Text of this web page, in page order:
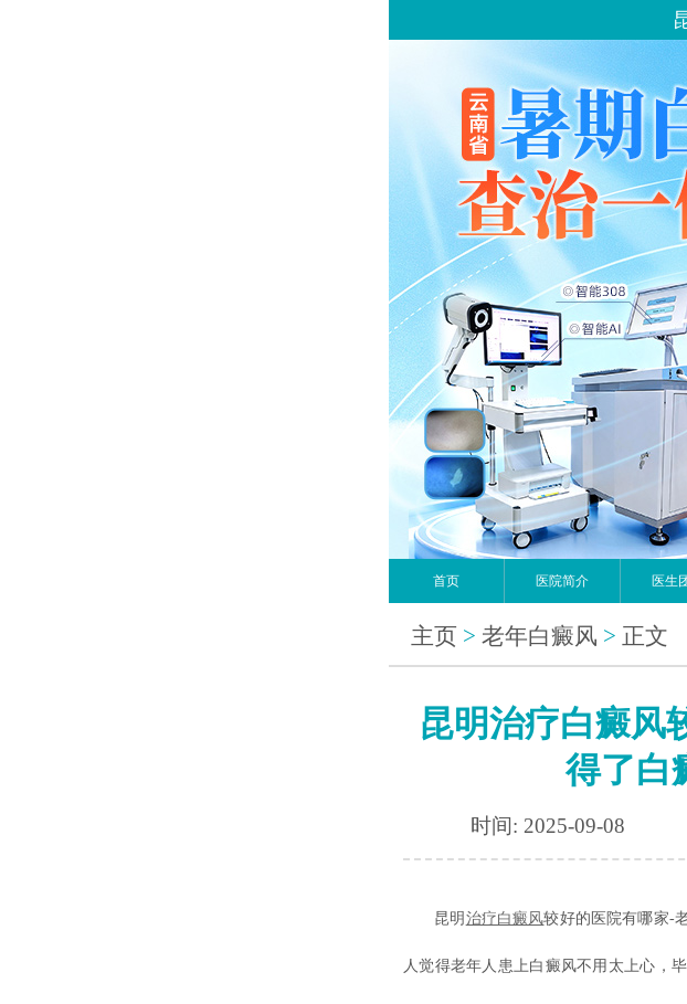
首页 医院简介 医生
主页 > 老年白癜风 > 正文
昆明治疗白癜风
得了白
时间: 2025-09-08
昆明 治疗白癜风较好的医院有哪家-
人觉得老年人患上白癜风不用太上心，